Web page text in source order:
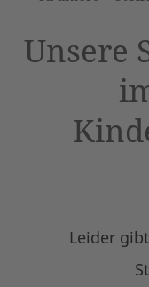
Unsere
Leider